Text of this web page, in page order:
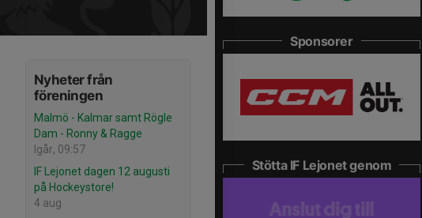
Nyheter från
föreningen
Malmö - Kalmar samt Rögle
Dam - Ronny & Ragge
Igår, 09:57
IF Lejonet dagen 12 augusti
på Hockeystore!
4 aug
Sponsorer
Stötta IF Lejonet genom